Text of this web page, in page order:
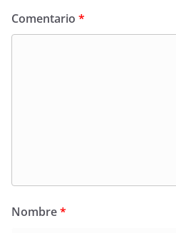
Comentario *
Nombre*